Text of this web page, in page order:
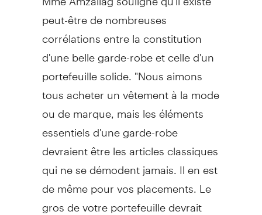
peut-être de nombreuses
corrélations entre la constitution
d'une belle garde-robe et celle d'un
portefeuille solide. "Nous aimons
tous acheter un vêtement à la mode
ou de marque, mais les éléments
essentiels d'une garde-robe
devraient être les articles classiques
qui ne se démodent jamais. Il en est
de même pour vos placements. Le
gros de votre portefeuille devrait